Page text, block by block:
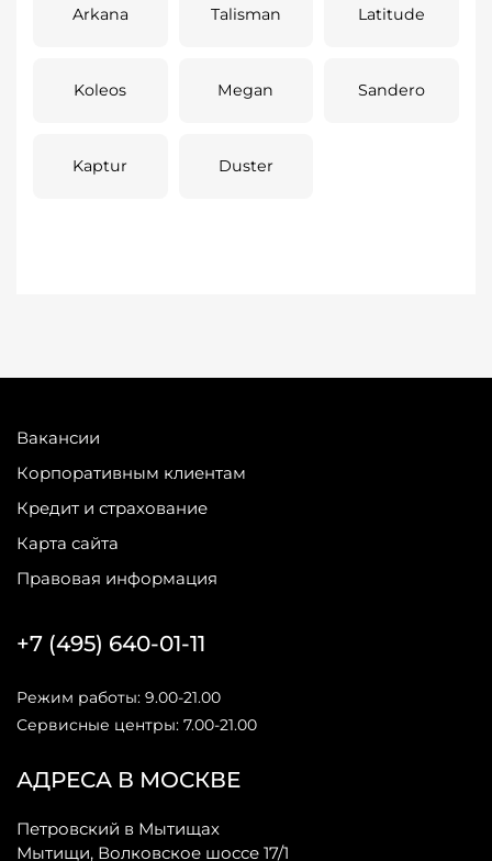
Arkana Talisman Latitude
Koleos Megan Sandero
Kaptur Duster
Вакансии
Корпоративным клиентам
Кредит и страхование
Карта сайта
Правовая информация
АДРЕСА В МОСКВЕ
Петровский в Мытищах
Мытищи, Волковское шоссе 17/1
+7 (495) 640-01-11
Режим работы: 9.00-21.00
Сервисные центры: 7.00-21.00